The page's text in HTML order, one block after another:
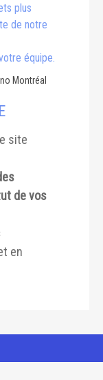
plus
de notre
équipe.
Montréal
site
de vos
en